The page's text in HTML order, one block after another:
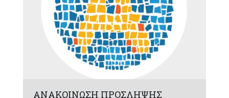
ΑΝΑΚΟΙΝΩΣΗ ΠΡΟΣΛΗΨΗΣ